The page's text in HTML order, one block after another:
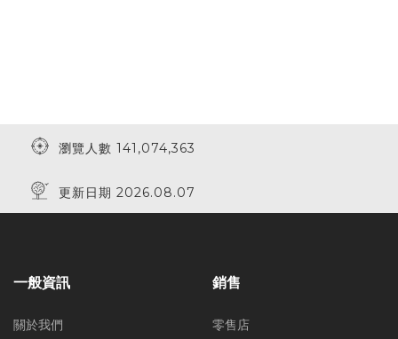
瀏覽人數 141,074,363
更新日期 2026.08.07
一般資訊
關於我們
銷售
零售店